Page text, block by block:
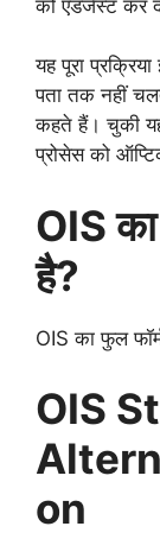
को एडजेस्ट कर
यह पूरा
पता तक नहीं
कहते हैं। चुकी
प्रोसेस को
OIS
है?
OIS का फुल
OIS
on